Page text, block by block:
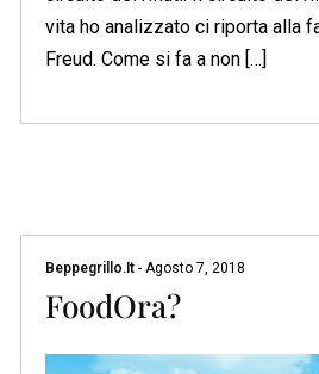
vita ho analizzato ci riporta alla
Freud. Come si fa a non […]
Beppegrillo.it -Agosto 7, 2018
FoodOra?